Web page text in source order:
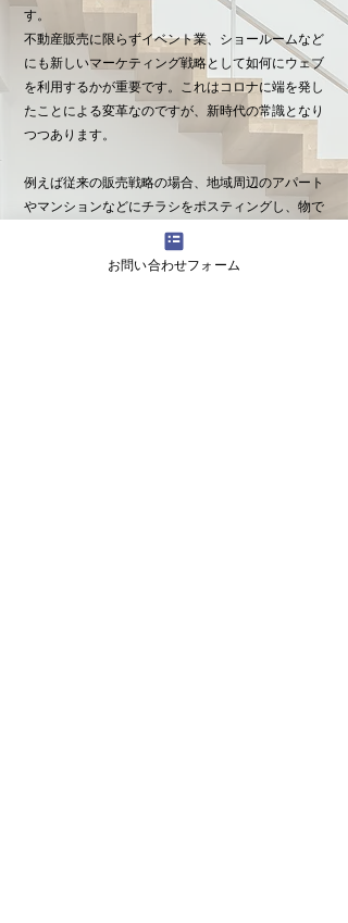
す。
不動産販売に限らずイベント業、ショールームなど
にも新しいマーケティング戦略として如何にウェブ
を利用するかが重要です。これはコロナに端を発し
たことによる変革なのですが、新時代の常識となり
つつあります。
例えば従来の販売戦略の場合、地域周辺のアパート
やマンションなどにチラシをポスティングし、物で
吊る方法(QUOカードやお子さんへのプレゼントな
ど)で集客をするのが主だったかと思います。
お問い合わせフォーム